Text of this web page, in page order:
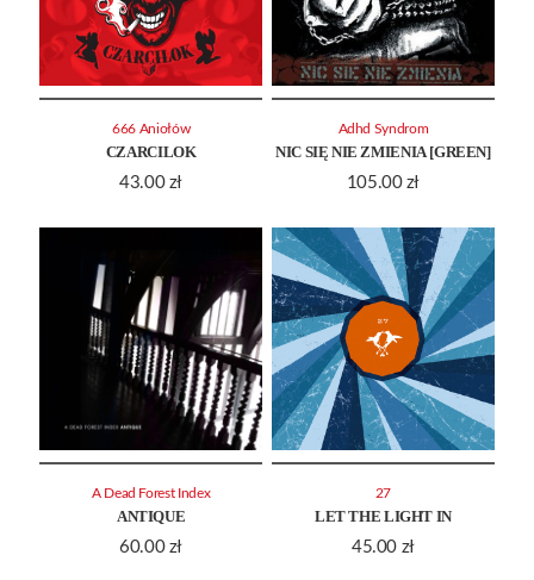
CZARCILOK
43.00 zł
666 Aniołów
NIC SIĘ NIE ZMIENIA [GREEN]
105.00 zł
Adhd Syndrom
ANTIQUE
60.00 zł
A Dead Forest Index
LET THE LIGHT IN
45.00 zł
27